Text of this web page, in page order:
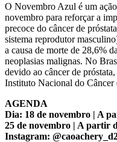
O Novembro Azul é um
novembro para reforçar a
precoce do câncer de
sistema reprodutor
a causa de morte de 28,6%
neoplasias malignas. No
devido ao câncer de
Instituto Nacional do Câncer
AGENDA
Dia: 18 de novembro | A
25 de novembro | A partir
Instagram: